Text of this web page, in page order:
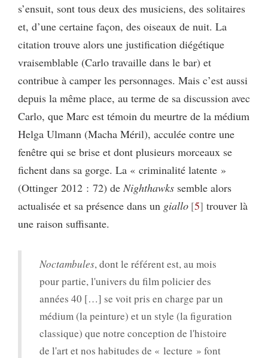
s’ensuit, sont tous deux des musiciens, des solitaires
et, d’une certaine façon, des oiseaux de nuit. La
citation trouve alors une justification diégétique
vraisemblable (Carlo travaille dans le bar) et
contribue à camper les personnages. Mais c’est aussi
depuis la même place, au terme de sa discussion avec
Carlo, que Marc est témoin du meurtre de la médium
Helga Ulmann (Macha Méril), acculée contre une
fenêtre qui se brise et dont plusieurs morceaux se
fichent dans sa gorge. La « criminalité latente »
(Ottinger 2012 : 72) de Nighthawks semble alors
actualisée et sa présence dans un giallo 5 trouver là
une raison suffisante.
Noctambules, dont le référent est, au mois
pour partie, l'univers du film policier des
années 40 […] se voit pris en charge par un
médium (la peinture) et un style (la figuration
classique) que notre conception de l'histoire
de l'art et nos habitudes de « lecture » font